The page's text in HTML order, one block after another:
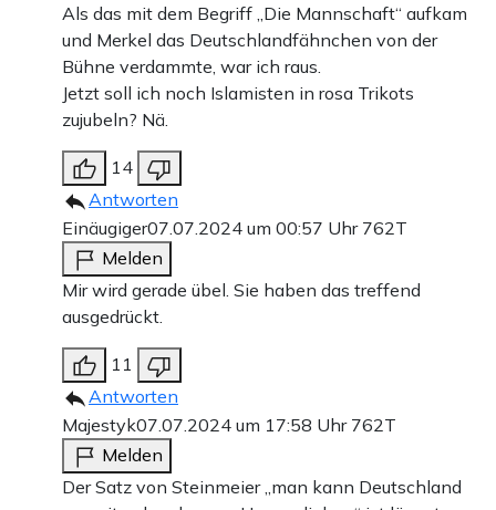
Als das mit dem Begriff „Die Mannschaft“ aufkam
und Merkel das Deutschlandfähnchen von der
Bühne verdammte, war ich raus.
Jetzt soll ich noch Islamisten in rosa Trikots
zujubeln? Nä.
14
Antworten
Einäugiger07.07.2024 um 00:57 Uhr 762T
Melden
Mir wird gerade übel. Sie haben das treffend
ausgedrückt.
11
Antworten
Majestyk07.07.2024 um 17:58 Uhr 762T
Melden
Der Satz von Steinmeier „man kann Deutschland